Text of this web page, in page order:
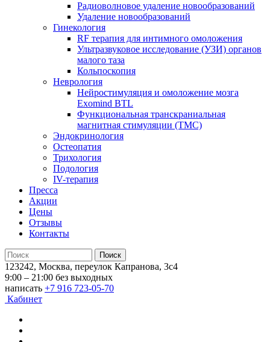
Радиоволновое удаление новообразований
Удаление новообразований
Гинекология
RF терапия для интимного омоложения
Ультразвуковое исследование (УЗИ) органов
малого таза
Кольпоскопия
Неврология
Нейростимуляция и омоложение мозга
Exomind BTL
Функциональная транскраниальная
магнитная стимуляции (ТМС)
Эндокринология
Остеопатия
Трихология
Подология
IV-терапия
Пресса
Акции
Цены
Отзывы
Контакты
123242, Москва, переулок Капранова, 3с4
9:00 – 21:00 без выходных
написать +7 916 723-05-70
Кабинет